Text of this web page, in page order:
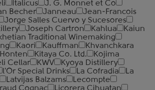
Italicus
J. G. Monnet et Co
Becher Janneau
Jean-Francois
Jorge Salles Cuervo y Sucesores
Joseph Cartron Kahlua
Kaiun
Traditional Winemaking
Kaori Kauffman
Khvanchkara
Kitaya Co. Ltd.
Kojima
Cellar KWV
Kyoya Distillery
l'Or Special Drinks La Cofradia
La
Latvijas Balzams
Lecompte